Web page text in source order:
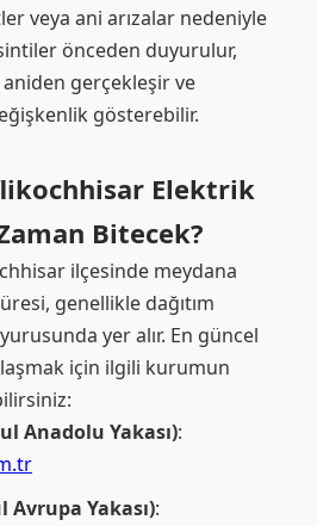
veya ani arızalar nedeniyle
önceden duyurulur,
aniden gerçekleşir ve
gösterebilir.
Elektrik
Bitecek?
ilçesinde meydana
genellikle dağıtım
yer alır. En güncel
için ilgili kurumun
Anadolu Yakası):
Avrupa Yakası):